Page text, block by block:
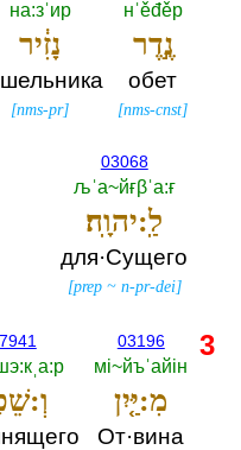
нˈěđěр
נֶ֣דֶר
обет
[nms-cnst]
на:зˈир
נָזִ֔יר
[nms-pr]
03068
љˈа~йғβˈа:ғ
לַֽ:יהוָֽה׃
для·Сущего
[prep~ n-pr-dei]
03196
мi~йъˈайiн
מִ:יַּ֤יִן
От·вина
3